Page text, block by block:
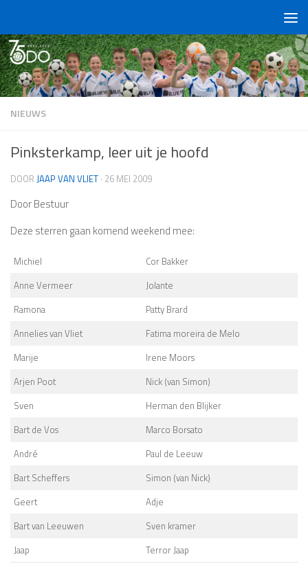
NIEUWS
Pinksterkamp, leer uit je hoofd
DOOR JAAP VAN VLIET · 26 MEI 2009
Door Bestuur
Deze sterren gaan komend weekend mee:
Michiel
Cor Bakker
Anne Vermeer
Jolante
Ramona
Patty Brard
Annelies van Vliet
Fatima moreira de Melo
Marije
Irene Moors
Arjen Poot
Nick (van Simon)
Sven
Herman den Blijker
Bart de Vos
Marco Borsato
André
Paul de Leeuw
Bart Scheffers
Simon (van Nick)
Geert
Adje
Bart van Leeuwen
Sven kramer
Jaap
Terror Jaap